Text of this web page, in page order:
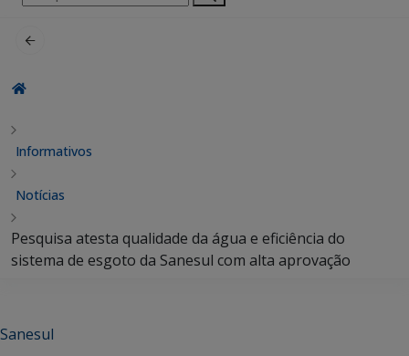
por:
Informativos
Notícias
Pesquisa atesta qualidade da água e eficiência do
sistema de esgoto da Sanesul com alta aprovação
Sanesul